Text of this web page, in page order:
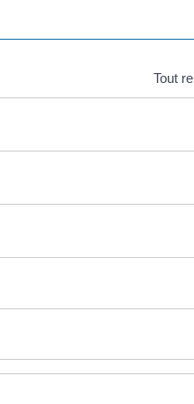
Tout